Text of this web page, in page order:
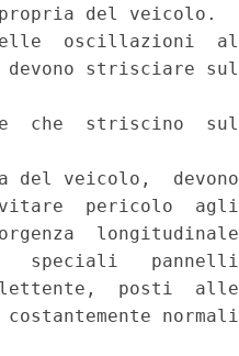
propria del veicolo.
oscillazioni  al
strisciare sul
che  striscino  sul
del veicolo,  devono
pericolo  agli
longitudinale
speciali   pannelli
posti  alle
normali